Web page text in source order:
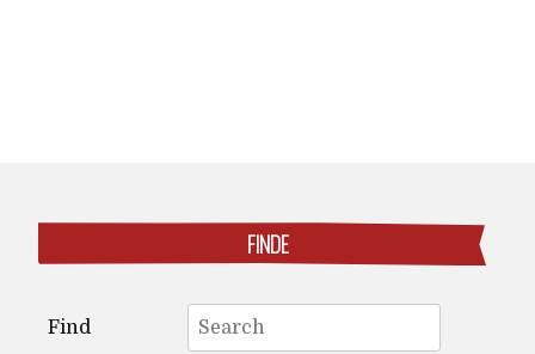
FINDE
for:
Find